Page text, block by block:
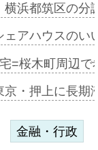
横浜都筑区の
ェアハウスの
=桜木町周辺
京・押上に長
金融・行政